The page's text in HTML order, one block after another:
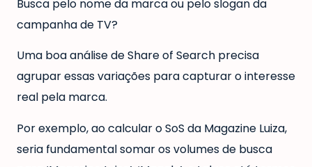
Busca pelo nome da marca ou pelo slogan da
campanha de TV?
Uma boa análise de Share of Search precisa
agrupar essas variações para capturar o interesse
real pela marca.
Por exemplo, ao calcular o SoS da Magazine Luiza,
seria fundamental somar os volumes de busca